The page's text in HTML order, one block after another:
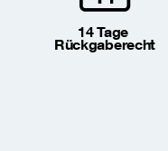
14 Tage
Rückgaberecht